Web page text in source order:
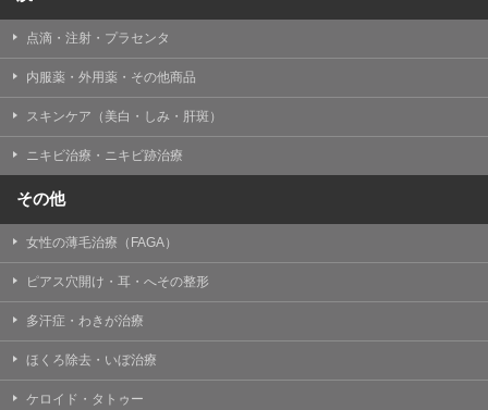
点滴・注射・プラセンタ
内服薬・外用薬・その他商品
スキンケア（美白・しみ・肝斑）
ニキビ治療・ニキビ跡治療
その他
女性の薄毛治療（FAGA）
ピアス穴開け・耳・へその整形
多汗症・わきが治療
ほくろ除去・いぼ治療
ケロイド・タトゥー